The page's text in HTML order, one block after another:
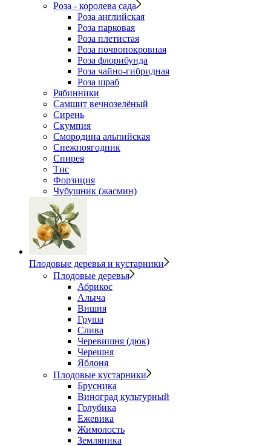
Роза - королева сада
Роза английская
Роза парковая
Роза плетистая
Роза почвопокровная
Роза флорибунда
Роза чайно-гибридная
Роза шраб
Рябинники
Самшит вечнозелёный
Сирень
Скумпия
Смородина альпийская
Снежноягодник
Спирея
Тис
Форзиция
Чубушник (жасмин)
Плодовые деревья и кустарники
Плодовые деревья
Абрикос
Алыча
Вишня
Груша
Слива
Черевишня (дюк)
Черешня
Яблоня
Плодовые кустарники
Брусника
Виноград культурный
Голубика
Ежевика
Жимолость
Земляника